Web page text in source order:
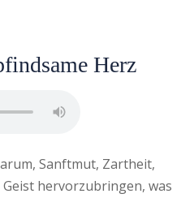
Herz
Sanftmut, Zartheit,
hervorzubringen, was